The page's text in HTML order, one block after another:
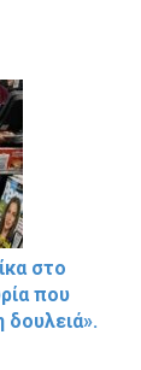
στο
που
δουλειά».